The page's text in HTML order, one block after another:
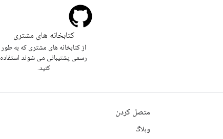
کتابخانه های مشتری
از کتابخانه های مشتری که به طور
رسمی پشتیبانی می شوند استفاده
کنید.
متصل کردن
وبلاگ